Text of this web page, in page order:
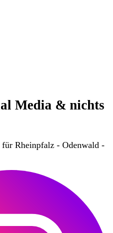
Media & nichts
Rheinpfalz - Odenwald -